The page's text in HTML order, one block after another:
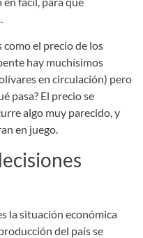
el precio de los
hay muchísimos
en circulación) pero
pasa? El precio se
algo muy parecido, y
en juego.
la situación económica
del país se